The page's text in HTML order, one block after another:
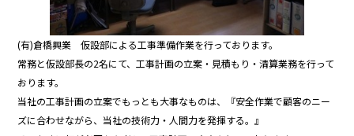
(有)倉橋興業 仮設部による工事準備作業を行っております。
常務と仮設部長の2名にて、工事計画の立案・見積もり・清算業務を行って
おります。
当社の工事計画の立案でもっとも大事なものは、『安全作業で顧客のニー
ズに合わせながら、当社の技術力・人間力を発揮する。』